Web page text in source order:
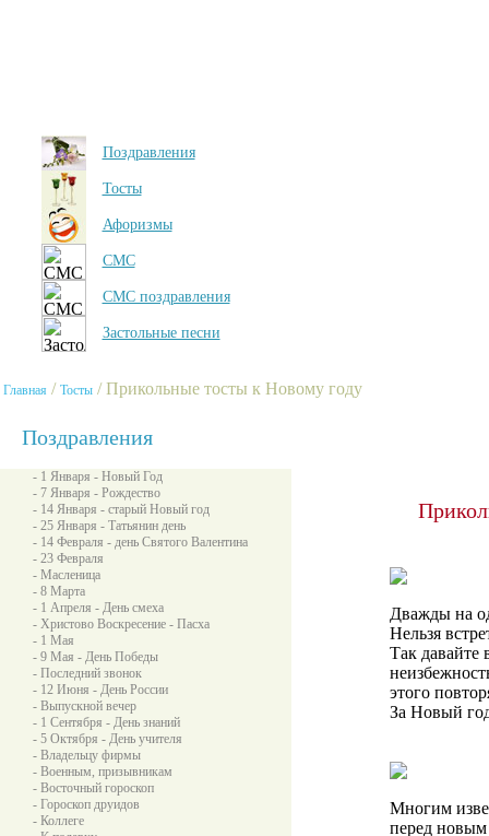
Поздравления
Тосты
Афоризмы
СМС
СМС поздравления
Застольные песни
Главная / Тосты / Прикольные тосты к Новому году
Поздравления
- 1 Января - Новый Год
- 7 Января - Рождество
- 14 Января - старый Новый год
- 25 Января - Татьянин день
- 14 Февраля - день Святого Валентина
- 23 Февраля
- Масленица
- 8 Марта
- 1 Апреля - День смеха
- Христово Воскресение - Пасха
- 1 Мая
- 9 Мая - День Победы
- Последний звонок
- 12 Июня - День России
- Выпускной вечер
- 1 Сентября - День знаний
- 5 Октября - День учителя
- Владельцу фирмы
- Военным, призывникам
- Восточный гороскоп
- Гороскоп друидов
- Коллеге
Дважды на
Нельзя
Так давайте
этого
За Новый
Многим
перед новым